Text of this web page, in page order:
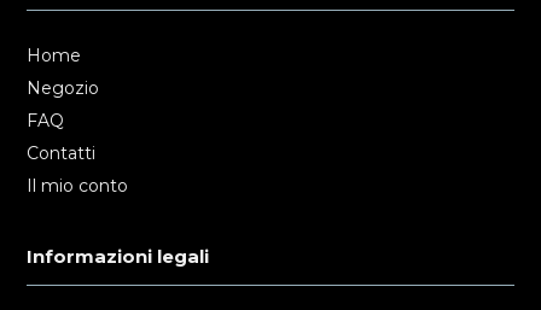
Home
Negozio
FAQ
Contatti
Il mio conto
Informazioni legali